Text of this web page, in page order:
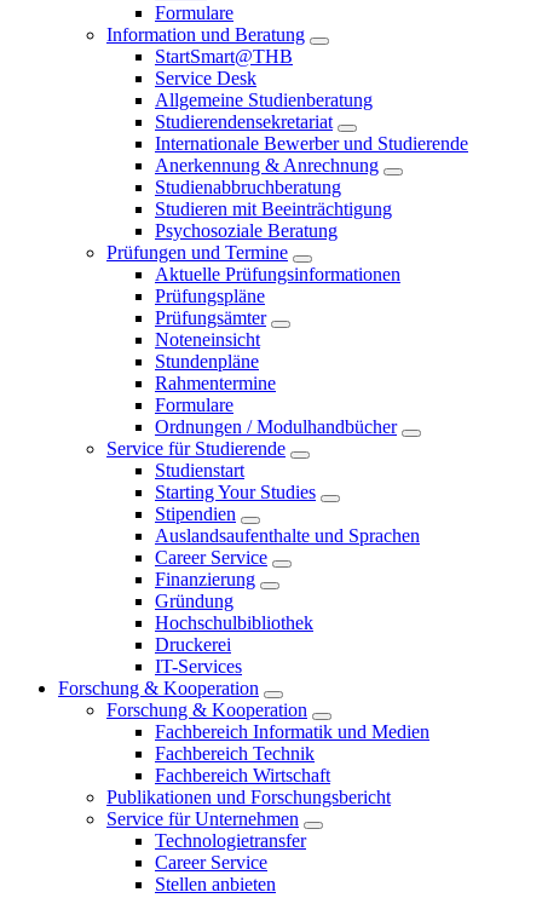
Formulare
Information und Beratung
StartSmart@THB
Service Desk
Allgemeine Studienberatung
Studierendensekretariat
Internationale Bewerber und Studierende
Anerkennung & Anrechnung
Studienabbruchberatung
Studieren mit Beeinträchtigung
Psychosoziale Beratung
Prüfungen und Termine
Aktuelle Prüfungsinformationen
Prüfungspläne
Prüfungsämter
Noteneinsicht
Stundenpläne
Rahmentermine
Formulare
Ordnungen / Modulhandbücher
Service für Studierende
Studienstart
Starting Your Studies
Stipendien
Auslandsaufenthalte und Sprachen
Career Service
Finanzierung
Gründung
Hochschulbibliothek
Druckerei
IT-Services
Forschung & Kooperation
Forschung & Kooperation
Fachbereich Informatik und Medien
Fachbereich Technik
Fachbereich Wirtschaft
Publikationen und Forschungsbericht
Service für Unternehmen
Technologietransfer
Career Service
Stellen anbieten